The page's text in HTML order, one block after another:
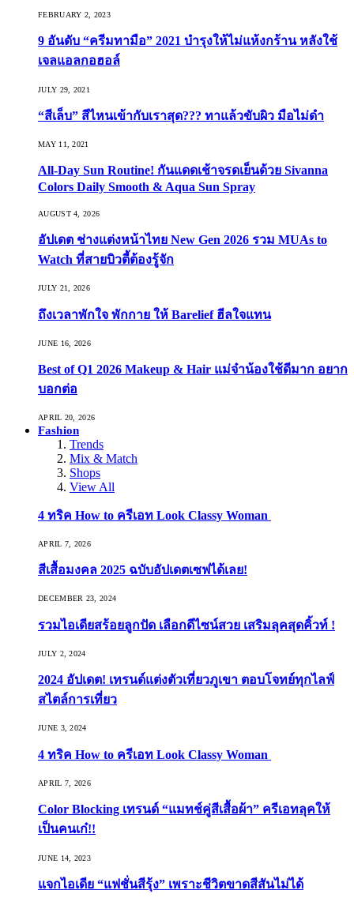
FEBRUARY 2, 2023
9 อันดับ “ครีมทามือ” 2021 บำรุงให้ไม่แห้งกร้าน หลังใช้
เจลแอลกอฮอล์
JULY 29, 2021
“สีเล็บ” สีไหนเข้ากับเราสุด??? ทาแล้วขับผิว มือไม่ดำ
MAY 11, 2021
All-Day Sun Routine! กันแดดเช้าจรดเย็นด้วย Sivanna
Colors Daily Smooth & Aqua Sun Spray
AUGUST 4, 2026
อัปเดต ช่างแต่งหน้าไทย New Gen 2026 รวม MUAs to
Watch ที่สายบิวตี้ต้องรู้จัก
JULY 21, 2026
ถึงเวลาพักใจ พักกาย ให้ Barelief ฮีลใจแทน
JUNE 16, 2026
Best of Q1 2026 Makeup & Hair แม่จ๋าน้องใช้ดีมาก อยาก
บอกต่อ
APRIL 20, 2026
Fashion
Trends
Mix & Match
Shops
View All
4 ทริค How to ครีเอท Look Classy Woman
APRIL 7, 2026
สีเสื้อมงคล 2025 ฉบับอัปเดตเซฟได้เลย!
DECEMBER 23, 2024
รวมไอเดียสร้อยลูกปัด เลือกดีไซน์สวย เสริมลุคสุดคิ้วท์ !
JULY 2, 2024
2024 อัปเดต! เทรนด์แต่งตัวเที่ยวภูเขา ตอบโจทย์ทุกไลฟ์
สไตล์การเที่ยว
JUNE 3, 2024
4 ทริค How to ครีเอท Look Classy Woman
APRIL 7, 2026
Color Blocking เทรนด์ “แมทช์คู่สีเสื้อผ้า” ครีเอทลุคให้
เป็นคนเก๋!!
JUNE 14, 2023
แจกไอเดีย “แฟชั่นสีรุ้ง” เพราะชีวิตขาดสีสันไม่ได้